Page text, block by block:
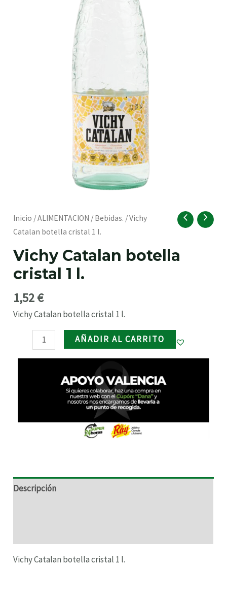
Inicio /ALIMENTACION / Bebidas. / Vichy
Catalan botella cristal 1 l.
Vichy Catalan botella
cristal 1 l.
1,52€
Vichy Catalan botella cristal 1 l.
Vichy
Catalan
cristal
1
cantidad
AÑADIR AL CARRITO
Descripción
Vichy Catalan botella cristal 1 l.